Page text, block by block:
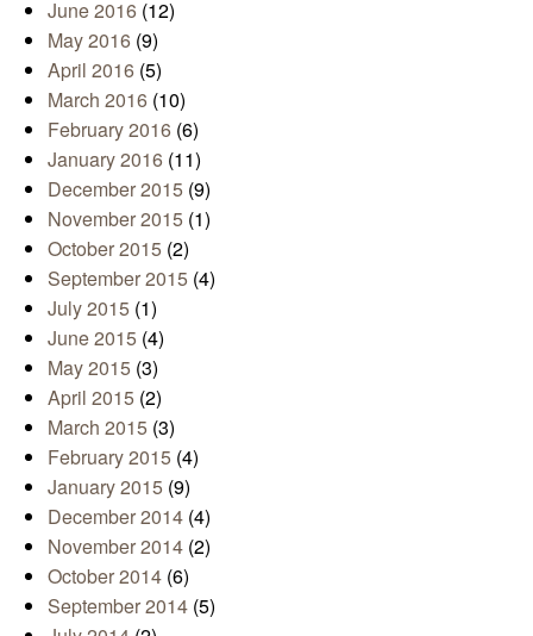
June 2016 (12)
May 2016 (9)
April 2016 (5)
March 2016 (10)
February 2016 (6)
January 2016 (11)
December 2015 (9)
November 2015 (1)
October 2015 (2)
September 2015 (4)
July 2015 (1)
June 2015 (4)
May 2015 (3)
April 2015 (2)
March 2015 (3)
February 2015 (4)
January 2015 (9)
December 2014 (4)
November 2014 (2)
October 2014 (6)
September 2014 (5)